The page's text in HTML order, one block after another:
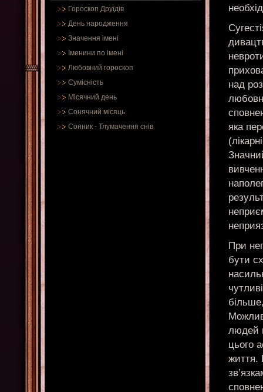
Гороскоп Друїдів
День народження
Значення імені
Іменини по імені
Любовний гороскоп
Сумісність
Місячний день
Сонячний місяць
Сонник - Тлумачення снів
над
яка
При
бути
людей
цього
життя.